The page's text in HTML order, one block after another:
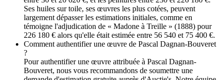
Ses huiles sur toile, ses œuvres les plus cotées, peuvent
largement dépasser les estimations initiales, comme en
témoigne l'adjudication de « Madone à Treille » (1888) pour
226 180 € alors qu'elle était estimée entre 56 540 et 75 400 €.
Comment authentifier une œuvre de Pascal Dagnan-Bouveret
?
Pour authentifier une œuvre attribuée à Pascal Dagnan-
Bouveret, nous vous recommandons de soumettre une